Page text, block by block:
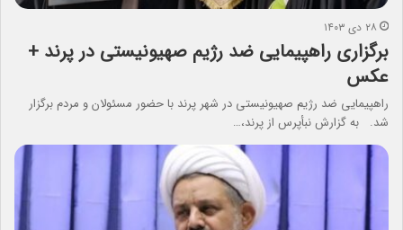
۲۸ دی ۱۴۰۳
برگزاری راهپیمایی ضد رژیم صهیونیستی در پرند +
عکس
راهپیمایی ضد رژیم صهیونیستی در شهر پرند با حضور مسئولان و مردم برگزار
شد. به گزارش نبأپرس از پرند،…